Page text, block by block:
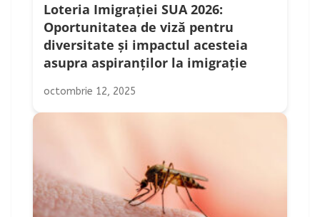
Loteria Imigrației SUA 2026:
Oportunitatea de viză pentru
diversitate și impactul acesteia
asupra aspiranților la imigrație
octombrie 12, 2025